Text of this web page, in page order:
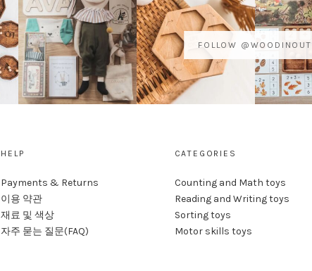
FOLLOW @WOODINOUT
HELP
Payments & Returns
이용 약관
재료 및 색상
자주 묻는 질문(FAQ)
CATEGORIES
Counting and Math toys
Reading and Writing toys
Sorting toys
Motor skills toys